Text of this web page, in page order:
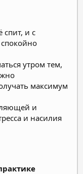
спит, и с
утром тем,
максимум
и
и насилия